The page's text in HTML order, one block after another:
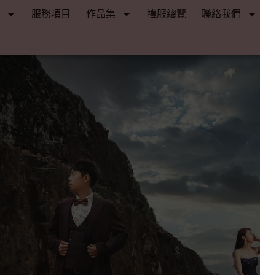
服務項目 作品集 禮服總覽 聯絡我們